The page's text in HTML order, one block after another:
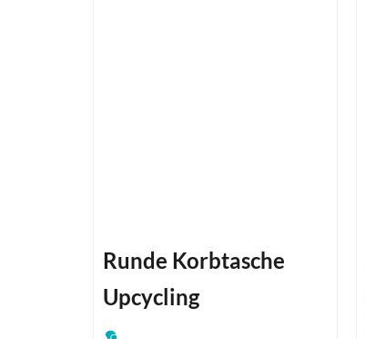
Runde Korbtasche
Upcycling